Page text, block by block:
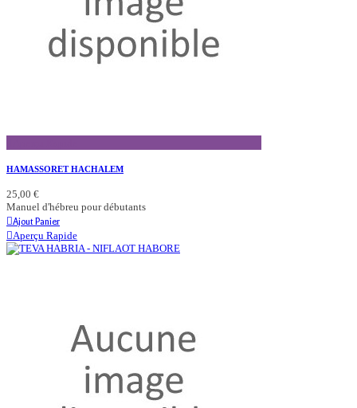
HAMASSORET HACHALEM
25,00 €
Manuel d'hébreu pour débutants
Ajout Panier
Aperçu Rapide